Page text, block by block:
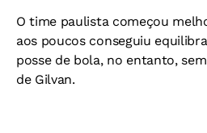
O time paulista começou
aos poucos conseguiu
posse de bola, no entanto,
de Gilvan.